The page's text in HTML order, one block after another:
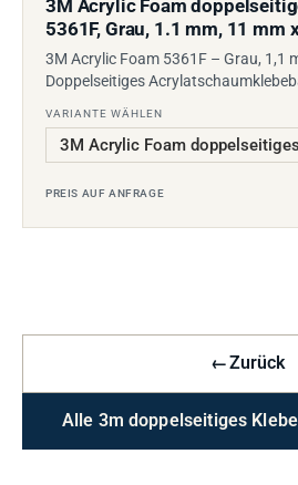
3M Acrylic Foam
5361F, Grau, 1.1 mm, 11 mm
3M Acrylic Foam 5361F – Grau, 1,1
Doppelseitiges
VARIANTE WÄHLEN
PREIS AUF ANFRAGE
←Zurück
Alle 3m doppelseitiges